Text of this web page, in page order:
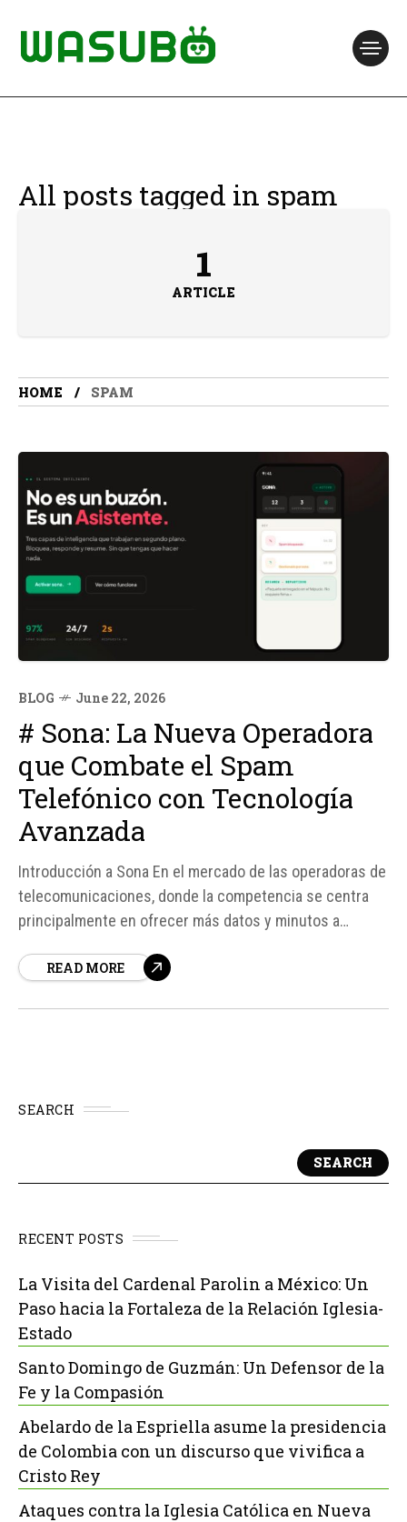
All posts tagged in spam
1
ARTICLE
HOME SPAM
BLOG June 22, 2026
# Sona: La Nueva Operadora
que Combate el Spam
Telefónico con Tecnología
Avanzada
Introducción a Sona En el mercado de las operadoras de
telecomunicaciones, donde la competencia se centra
principalmente en ofrecer más datos y minutos a
Sona. Esta operadora se diferencia de las demás por
READ MORE
SEARCH
SEARCH
RECENT POSTS
La Visita del Cardenal Parolin a México: Un
Paso hacia la Fortaleza de la Relación Iglesia-
Estado
Santo Domingo de Guzmán: Un Defensor de la
Fe y la Compasión
Abelardo de la Espriella asume la presidencia
de Colombia con un discurso que vivifica a
Cristo Rey
Ataques contra la Iglesia Católica en Nueva